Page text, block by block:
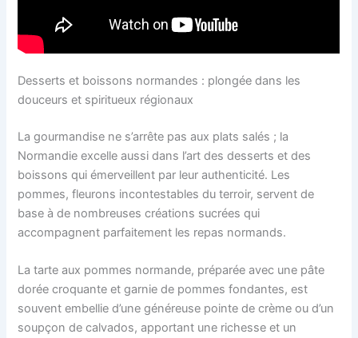
Desserts et boissons normandes : plongée dans les
douceurs et spiritueux régionaux
La gourmandise ne s’arrête pas aux plats salés ; la
Normandie excelle aussi dans l’art des desserts et des
boissons qui émerveillent par leur authenticité. Les
pommes, fleurons incontestables du terroir, servent de
base à de nombreuses créations sucrées qui
accompagnent parfaitement les repas normands.
La tarte aux pommes normande, préparée avec une pâte
dorée croquante et garnie de pommes fondantes, est
souvent embellie d’une généreuse pointe de crème ou d’un
soupçon de calvados, apportant une richesse et un